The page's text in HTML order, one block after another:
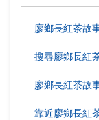
廖鄉長紅茶故
搜尋廖鄉長紅
廖鄉長紅茶故
靠近廖鄉長紅